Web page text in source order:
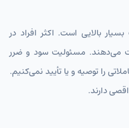
بالایی است. اکثر افراد در
می‌دهند. مسئولیت سود و ضرر
را توصیه و یا تأیید نمی‌کنیم.
دارند.